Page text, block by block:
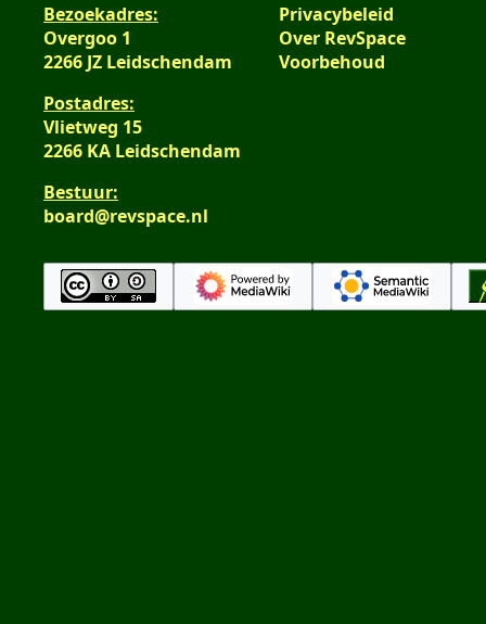
Bezoekadres:
Overgoo 1
2266 JZ Leidschendam
Postadres:
Vlietweg 15
2266 KA Leidschendam
Bestuur:
board@revspace.nl
Privacybeleid
Over RevSpace
Voorbehoud